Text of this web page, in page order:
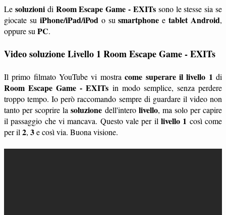
Le soluzionidi Room Escape Game - EXITssono le stesse sia se
giocate su iPhone/iPad/iPod o susmartphone etablet Android,
oppure su PC.
Video soluzione Livello 1 Room Escape Game - EXITs
Il primo filmato YouTube vi mostracome superare il livello 1 di
Room Escape Game - EXITs in modo semplice, senza perdere
troppo tempo. Io però raccomando sempre di guardare il video non
tanto per scoprire lasoluzione dell'intero livello, ma solo per capire
il passaggio che vi mancava. Questo vale per il livello 1 così come
per il 2, 3e così via. Buona visione.